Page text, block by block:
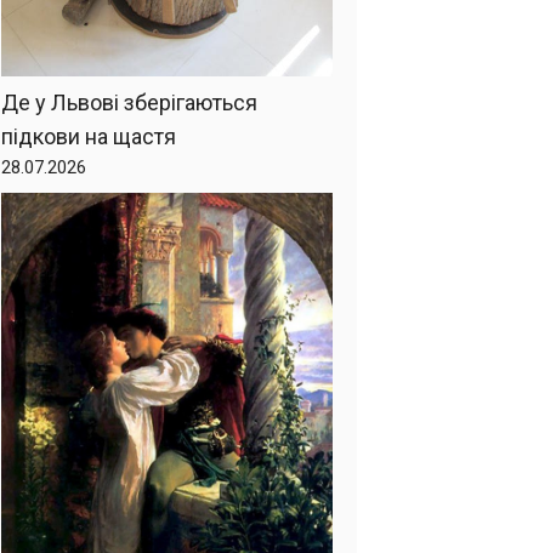
Де у Львові зберігаються
підкови на щастя
28.07.2026